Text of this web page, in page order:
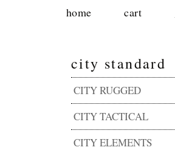
home cart
city standard
CITY RUGGED
CITY TACTICAL
CITY ELEMENTS